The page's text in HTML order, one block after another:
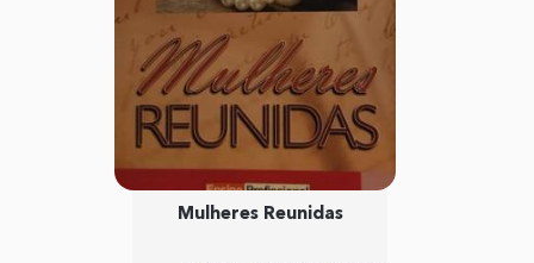
Mulheres Reunidas